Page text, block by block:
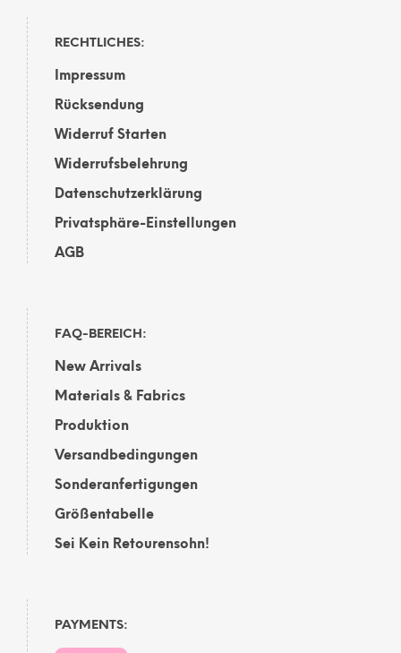
RECHTLICHES:
Impressum
Rücksendung
Widerruf Starten
Widerrufsbelehrung
Datenschutzerklärung
Privatsphäre-Einstellungen
AGB
FAQ-BEREICH:
New Arrivals
Materials & Fabrics
Produktion
Versandbedingungen
Sonderanfertigungen
Größentabelle
Sei Kein Retourensohn!
PAYMENTS: